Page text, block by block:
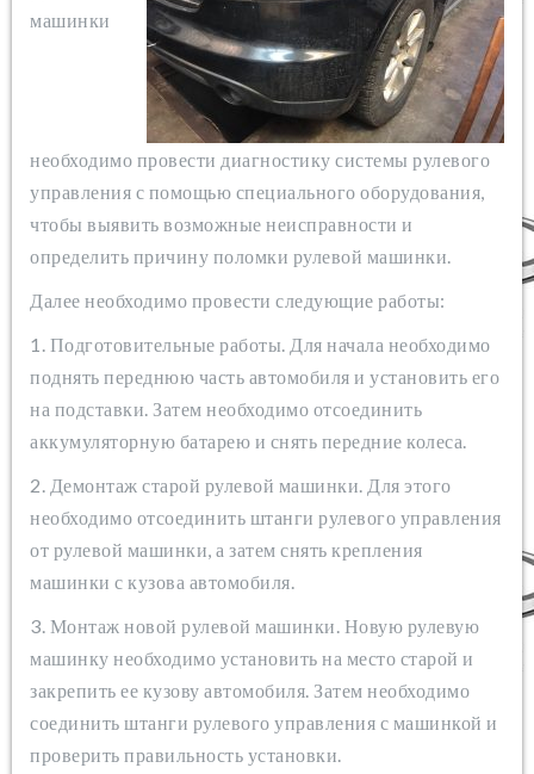
машинки
необходимо провести диагностику системы рулевого
управления с помощью специального оборудования,
чтобы выявить возможные неисправности и
определить причину поломки рулевой машинки.
Далее необходимо провести следующие работы:
1. Подготовительные работы. Для начала необходимо
поднять переднюю часть автомобиля и установить его
на подставки. Затем необходимо отсоединить
аккумуляторную батарею и снять передние колеса.
2. Демонтаж старой рулевой машинки. Для этого
необходимо отсоединить штанги рулевого управления
от рулевой машинки, а затем снять крепления
машинки с кузова автомобиля.
3. Монтаж новой рулевой машинки. Новую рулевую
машинку необходимо установить на место старой и
закрепить ее кузову автомобиля. Затем необходимо
соединить штанги рулевого управления с машинкой и
проверить правильность установки.